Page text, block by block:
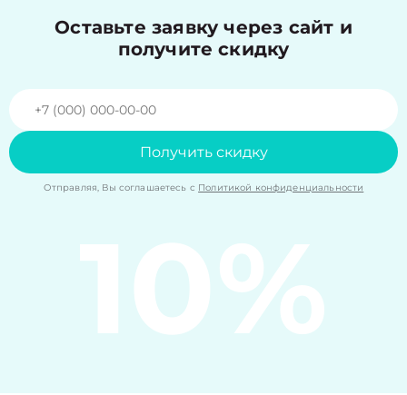
Оставьте заявку через сайт и
получите скидку
Получить скидку
Отправляя, Вы соглашаетесь с Политикой конфиденциальности
10%